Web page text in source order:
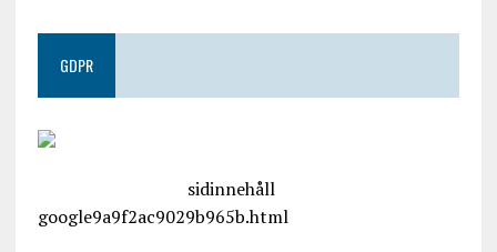
GDPR
sidinnehåll
google9a9f2ac9029b965b.html